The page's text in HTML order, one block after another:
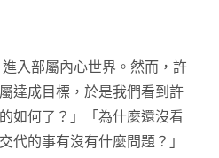
入部屬內心世界。然而，許
達成目標，於是我們看到許
如何了？」「為什麼還沒看
代的事有沒有什麼問題？」